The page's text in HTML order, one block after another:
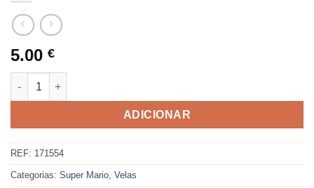
5.00 €
Quantidade de Velas Super Mário
ADICIONAR
REF: 171554
Categorias: Super Mario, Velas